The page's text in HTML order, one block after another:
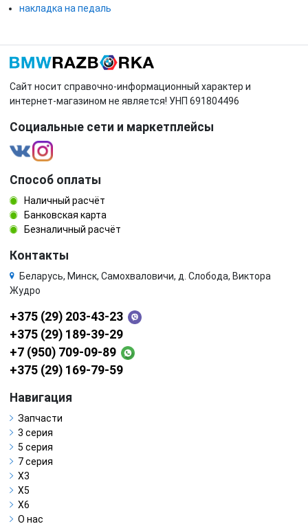
накладка на педаль
Сайт носит справочно-информационный характер и
интернет-магазином не является! УНП 691804496
Социальные сети и маркетплейсы
Способ оплаты
Наличный расчёт
Банковская карта
Безналичный расчёт
Контакты
Беларусь, Минск, Самохваловичи, д. Слобода, Виктора
Жудро
+375 (29) 203-43-23
+375 (29) 189-39-29
+7 (950) 709-09-89
+375 (29) 169-79-59
Навигация
Запчасти
3 серия
5 серия
7 серия
X3
X5
X6
О нас